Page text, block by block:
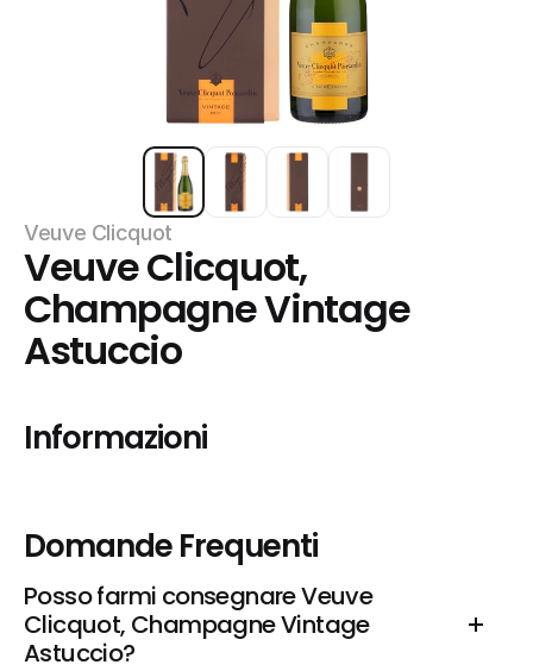
Veuve Clicquot
Veuve Clicquot,
Champagne Vintage
Astuccio
Informazioni
Domande Frequenti
Posso farmi consegnare Veuve
Clicquot, Champagne Vintage
Astuccio?